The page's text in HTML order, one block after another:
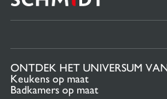
ONTDEK HET UNIVERSUM
Keukens op maat
Badkamers op maat